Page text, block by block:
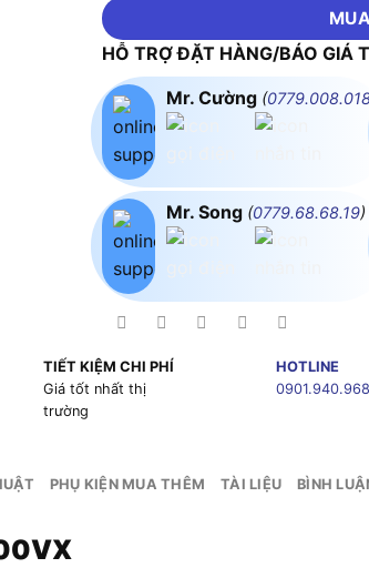
HỖ TRỢ ĐẶT HÀNG/BÁO
Mr. Cường (
Mr. Song (0779.68.68.19)
TIẾT KIỆM CHI PHÍ
Giá tốt nhất thị
trường
HOTLINE
0901.940.968
PHỤ KIỆN MUA THÊM TÀI LIỆU BÌNH